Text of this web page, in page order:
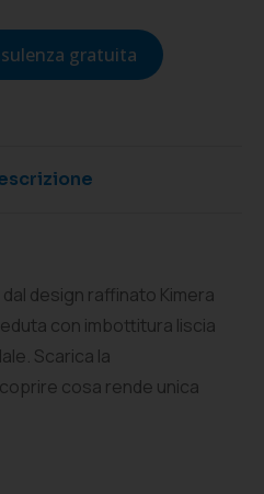
gratuita
design raffinato Kimera
con imbottitura liscia
Scarica la
cosa rende unica